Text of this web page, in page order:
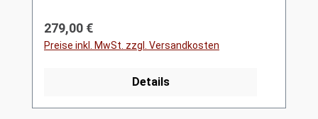
Regulärer Preis:
279,00 €
Preise inkl. MwSt. zzgl. Versandkosten
Details